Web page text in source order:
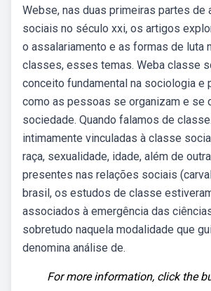
Webse, nas duas primeiras partes de
sociais no século xxi, os artigos
o assalariamento e as formas de luta
classes, esses temas. Weba classe
conceito fundamental na sociologia e
como as pessoas se organizam e se
sociedade. Quando falamos de
intimamente vinculadas à classe
raça, sexualidade, idade, além de
presentes nas relações sociais
brasil, os estudos de classe
associados à emergência das
sobretudo naquela modalidade que
denomina análise de.
For more information, click the